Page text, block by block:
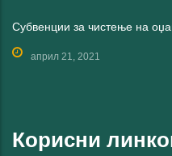
Субвенции за чистење на
април 21, 2021
Корисни